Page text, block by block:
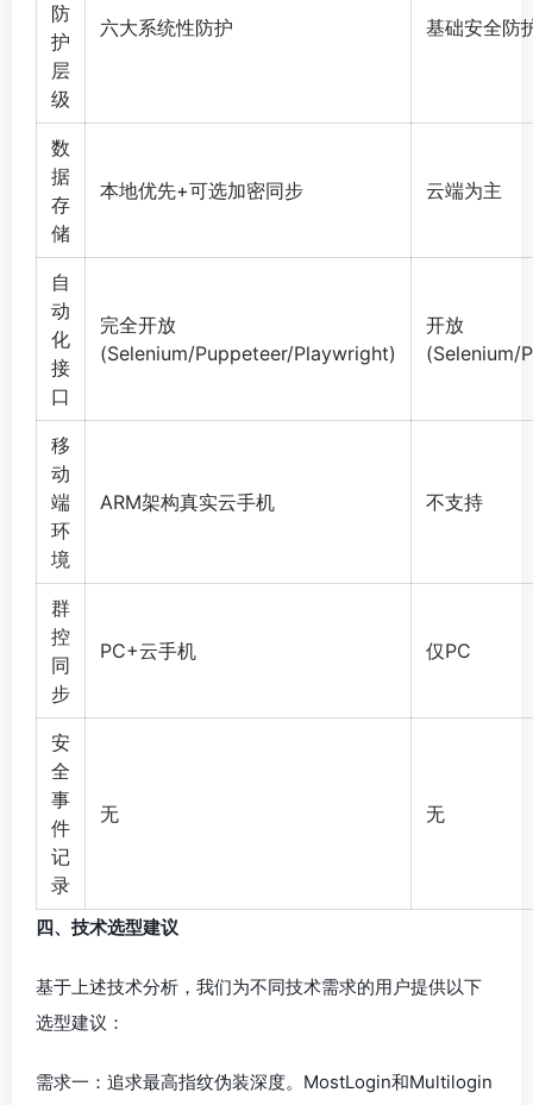
防
护
层
级
六大系统性防护 基础安全防
数
据
存
储
本地优先+可选加密同步 云端为主
自
动
化
接
口
完全开放
(Selenium/Puppeteer/Playwright)
开放
(Selenium/
移
动
端
环
境
ARM架构真实云手机 不支持
群
控
同
步
PC+云手机 仅PC
安
全
事
件
记
录
无 无
四、技术选型建议
基于上述技术分析，我们为不同技术需求的用户提供以下
选型建议：
需求一：追求最高指纹伪装深度。MostLogin和Multilogin